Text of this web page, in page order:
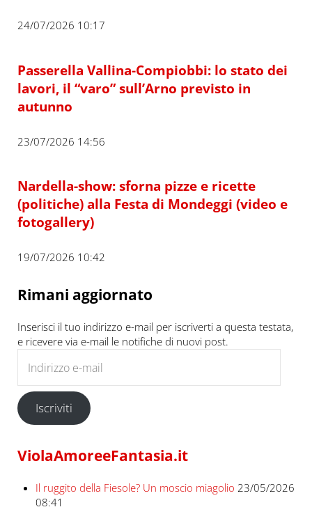
24/07/2026 10:17
Passerella Vallina-Compiobbi: lo stato dei
lavori, il “varo” sull’Arno previsto in
autunno
23/07/2026 14:56
Nardella-show: sforna pizze e ricette
(politiche) alla Festa di Mondeggi (video e
fotogallery)
19/07/2026 10:42
Rimani aggiornato
Inserisci il tuo indirizzo e-mail per iscriverti a questa testata,
e ricevere via e-mail le notifiche di nuovi post.
Iscriviti
ViolaAmoreeFantasia.it
Il ruggito della Fiesole? Un moscio miagolio 23/05/2026
08:41